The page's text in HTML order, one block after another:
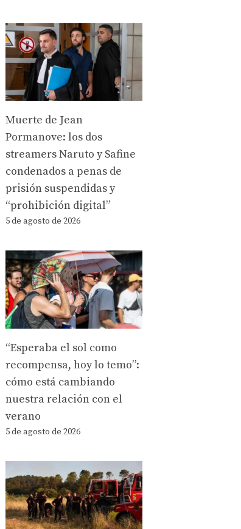
Muerte de Jean
Pormanove: los dos
streamers Naruto y Safine
condenados a penas de
prisión suspendidas y
“prohibición digital”
5 de agosto de 2026
“Esperaba el sol como
recompensa, hoy lo temo”:
cómo está cambiando
nuestra relación con el
verano
5 de agosto de 2026